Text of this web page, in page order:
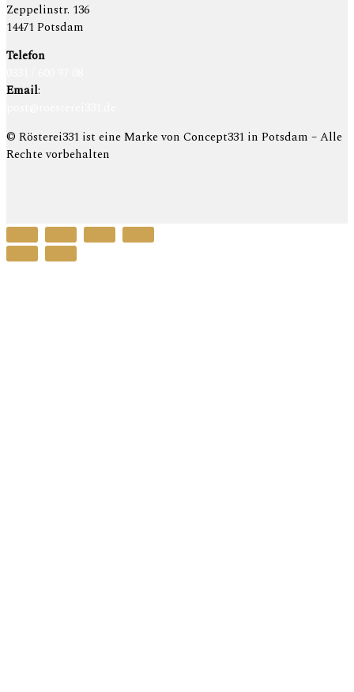
Zeppelinstr. 136
14471 Potsdam
Telefon
Email:
© Rösterei331 ist eine Marke von Concept331 in Potsdam – Alle
Rechte vorbehalten